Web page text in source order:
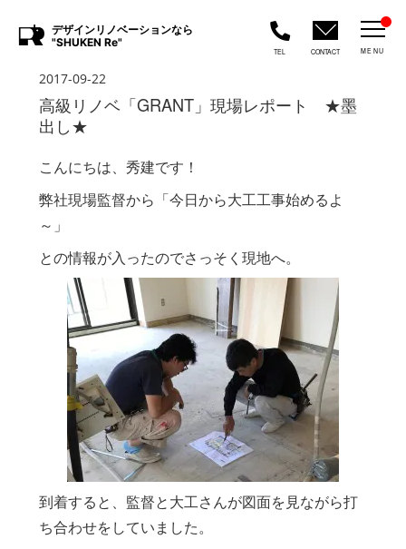
デザインリノベーションなら
"SHUKEN Re"
TEL CONTACT MENU
2017-09-22
高級リノベ「GRANT」現場レポート ★墨
出し★
こんにちは、秀建です！
弊社現場監督から「今日から大工工事始めるよ
～」
との情報が入ったのでさっそく現地へ。
到着すると、監督と大工さんが図面を見ながら打
ち合わせをしていました。